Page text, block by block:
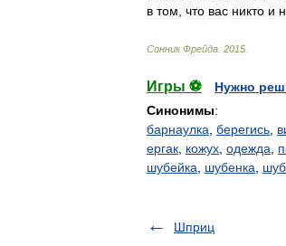
в том что вас никто и
Cонник Фрейда 2015
Игры ⚽
Нужно
Синонимы:
барнаулка берегись
ергак кожух одежда
шубейка
шубенка
Шприц